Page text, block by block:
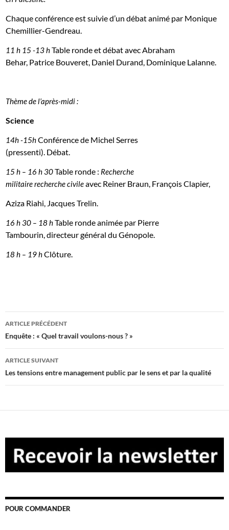
Chaque conférence est suivie d’un débat animé par Monique
Chemillier-Gendreau.
11 h 15 -13 hTable ronde et débat avec Abraham
Behar, Patrice Bouveret, Daniel Durand, Dominique Lalanne.
Thème de l’après-midi :
Science
14h -15hConférence de Michel Serres
(pressenti). Débat.
15 h – 16 h 30Table ronde : Recherche
militaire recherche civileavec Reiner Braun, François Clapier,
Aziza Riahi, Jacques Trelin.
16 h 30 – 18 hTable ronde animée par Pierre
Tambourin, directeur général du Génopole.
18 h – 19 hClôture.
Navigation
des
articles
ARTICLE PRÉCÉDENT
Enquête : « Quel travail voulons-nous ? »
ARTICLE SUIVANT
Les tensions entre management public par le sens et par la qualité
POUR COMMANDER